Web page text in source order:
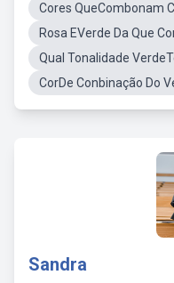
Cores QueCombonam
Rosa EVerde Da Que
Qual Tonalidade
CorDe Conbinação Do
Sandra